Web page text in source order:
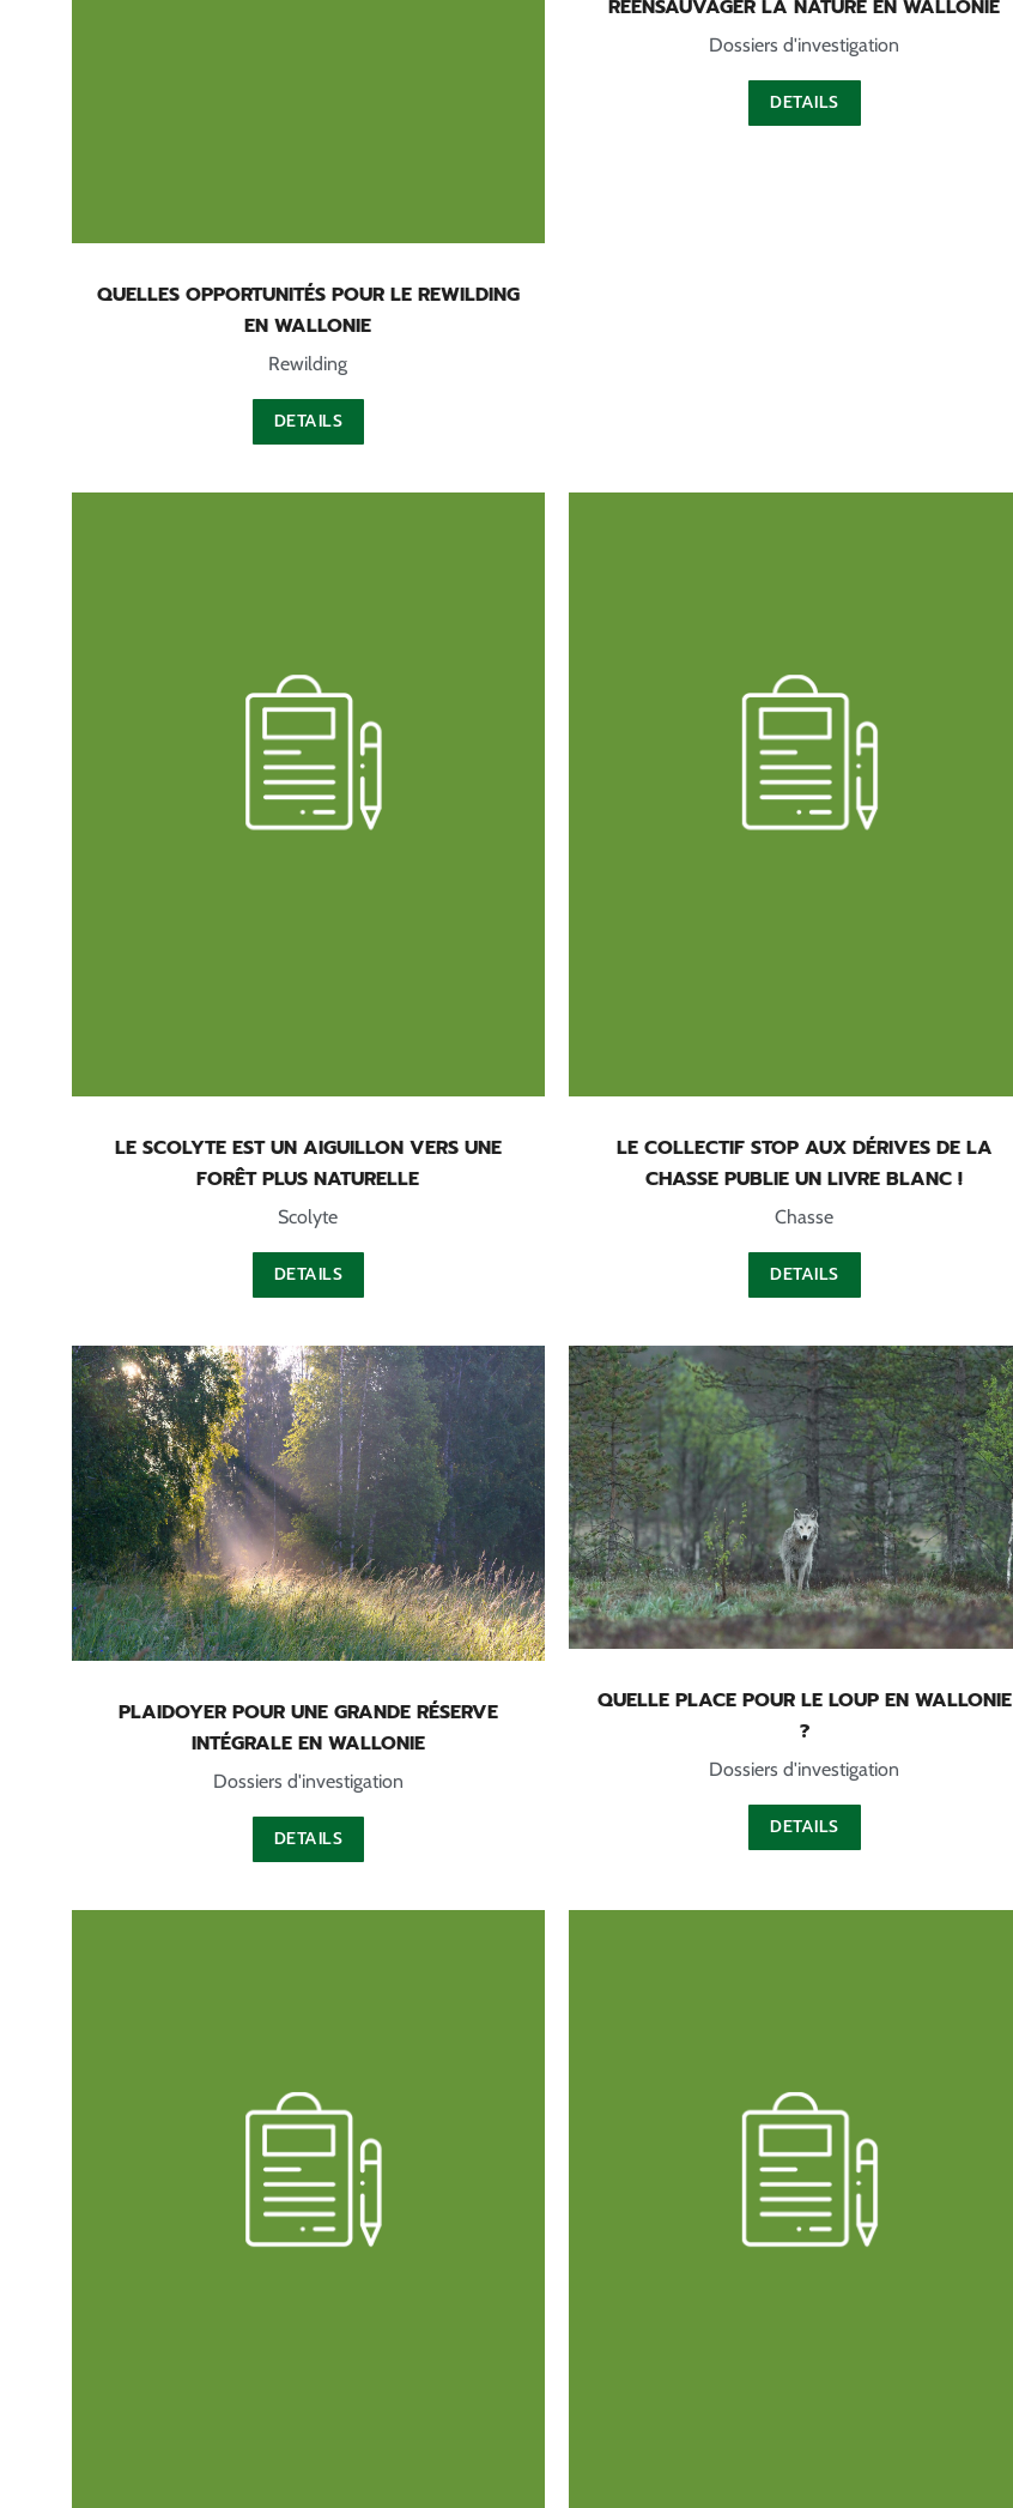
QUELLES OPPORTUNITÉS POUR LE REWILDING
EN WALLONIE
Rewilding
DETAILS
RÉENSAUVAGER LA NATURE EN WALLONIE
Dossiers d'investigation
DETAILS
LE SCOLYTE EST UN AIGUILLON VERS UNE
FORÊT PLUS NATURELLE
Scolyte
DETAILS
LE COLLECTIF STOP AUX DÉRIVES DE LA
CHASSE PUBLIE UN LIVRE BLANC !
Chasse
DETAILS
PLAIDOYER POUR UNE GRANDE RÉSERVE
INTÉGRALE EN WALLONIE
Dossiers d'investigation
DETAILS
QUELLE PLACE POUR LE LOUP EN WALLONIE
?
Dossiers d'investigation
DETAILS